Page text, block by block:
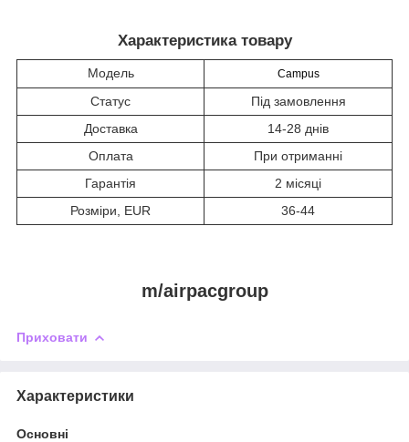
Характеристика товару
Модель Campus
Статус
Під замовлення
Доставка
14-28 днів
Оплата
При отриманні
Гарантія
2 місяці
Розміри, EUR
36-44
m/airpacgroup
Приховати
Характеристики
Основні